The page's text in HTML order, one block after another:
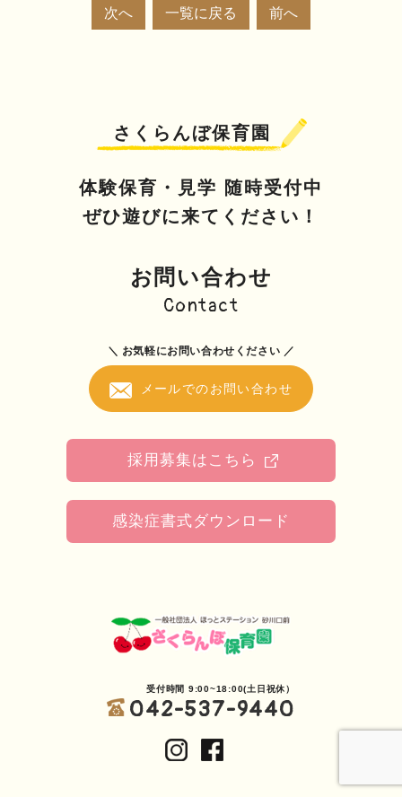
次へ 一覧に戻る 前へ
さくらんぼ保育園
体験保育・見学 随時受付中
ぜひ遊びに来てください！
お問い合わせ
Contact
＼ お気軽にお問い合わせください ／
メールでのお問い合わせ
採用募集はこちら
感染症書式ダウンロード
受付時間 9:00~18:00(土日祝休）
042-537-9440